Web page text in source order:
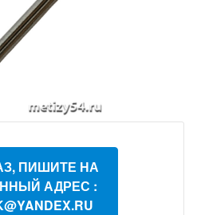
ПИШИТЕ НА
АДРЕС :